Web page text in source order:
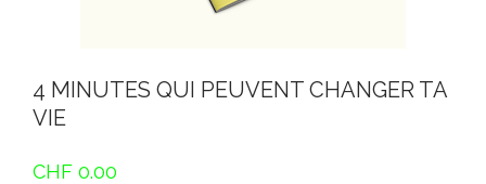
4 MINUTES QUI PEUVENT CHANGER TA
VIE
CHF 0.00